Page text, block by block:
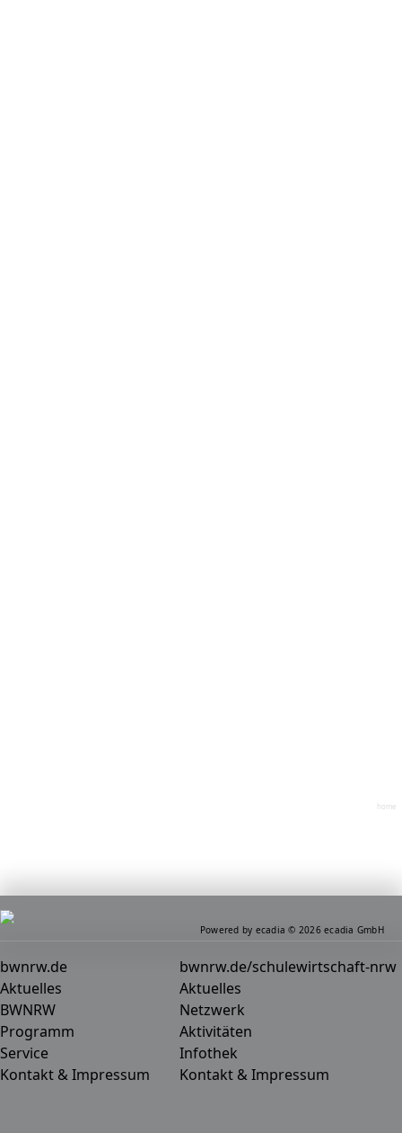
home
bwnrw.de
Aktuelles
BWNRW
Programm
Service
Kontakt & Impressum
bwnrw.de/schulewirtschaft-nrw
Aktuelles
Netzwerk
Aktivitäten
Infothek
Kontakt & Impressum
Powered by ecadia © 2026 ecadia GmbH